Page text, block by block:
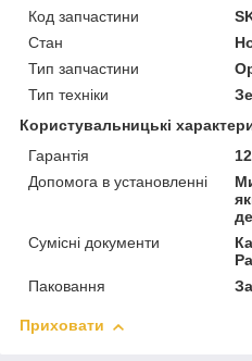
Код запчастини
Стан
Тип запчастини
Тип техніки
Користувальницькі
Гарантія
Допомога в установленні
Сумісні документи
Паковання
Приховати